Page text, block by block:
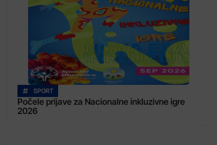
SPORT
Počele prijave za Nacionalne inkluzivne igre
2026